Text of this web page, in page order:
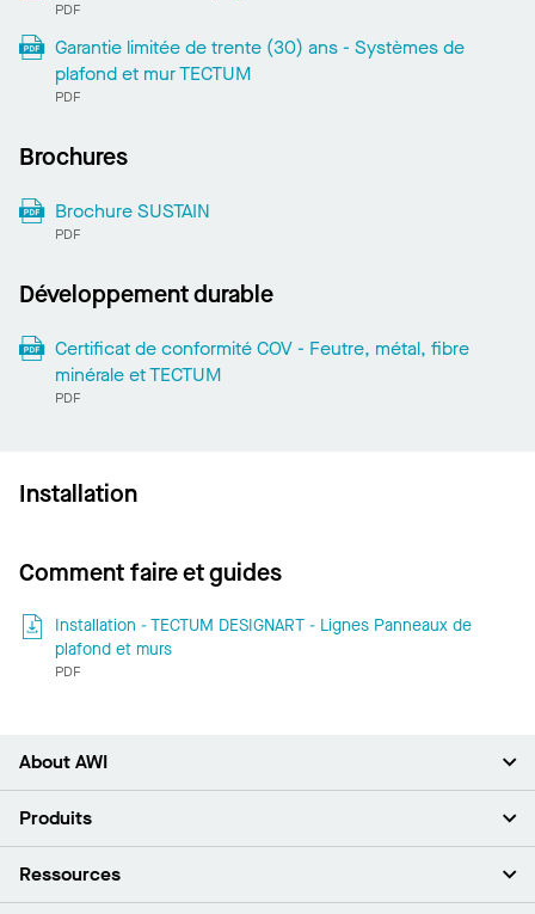
PDF
Garantie limitée de trente (30) ans - Systèmes de
plafond et mur TECTUM
PDF
Brochures
Brochure SUSTAIN
PDF
Développement durable
Certificat de conformité COV - Feutre, métal, fibre
minérale et TECTUM
PDF
Installation
Comment faire et guides
Installation - TECTUM DESIGNART - Lignes Panneaux de
plafond et murs
PDF
About AWI
À propos de nous
Espace presse
Produits
Plafonds
Ressources